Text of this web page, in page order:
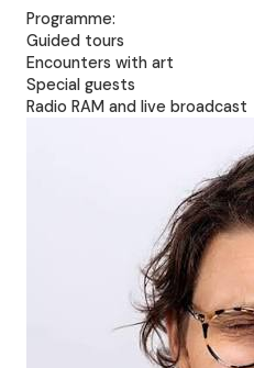
Programme:
Guided tours
Encounters with art
Special guests
Radio RAM and live broadcast